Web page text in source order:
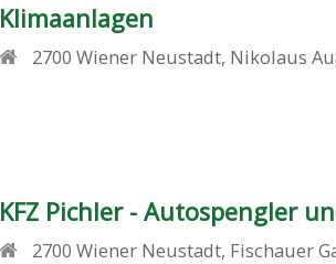
Klimaanlagen
2700 Wiener Neustadt, Nikolaus
KFZ Pichler - Autospengler
2700 Wiener Neustadt, Fischauer